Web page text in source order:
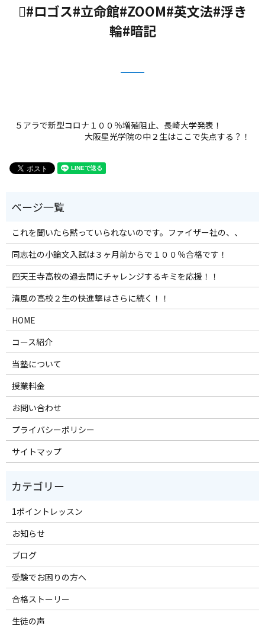
#ロゴス#立命館#ZOOM#英文法#浮き
輪#暗記
５アラで新型コロナ１００％増殖阻止、長崎大学発表！
大阪星光学院の中２生はここで失点する？！
これを聞いたら黙っていられないのです。ファイザー社の、、
同志社の小論文入試は３ヶ月前からで１００％合格です！
四天王寺高校の過去問にチャレンジするキミを応援！！
清風の高校２生の快進撃はさらに続く！！
HOME
コース紹介
当塾について
授業料金
お問い合わせ
プライバシーポリシー
サイトマップ
1ポイントレッスン
お知らせ
ブログ
受験でお困りの方へ
合格ストーリー
生徒の声